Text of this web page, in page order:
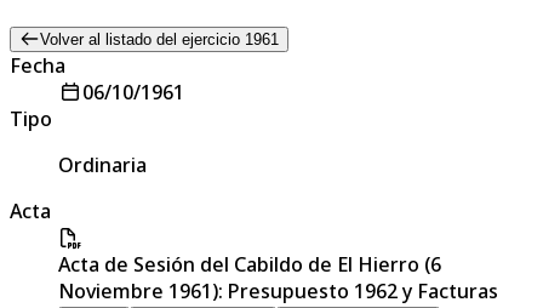
Volver al listado del ejercicio 1961
Fecha
06/10/1961
Tipo
Ordinaria
Acta
Acta de Sesión del Cabildo de El Hierro (6
Noviembre 1961): Presupuesto 1962 y Facturas